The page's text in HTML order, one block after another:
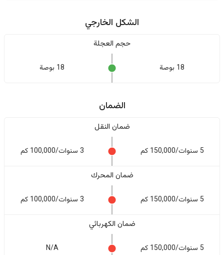
الشكل الخارجي
حجم العجلة
18 بوصة 18 بوصة
الضمان
ضمان النقل
5 سنوات/150,000 كم 3 سنوات/100,000 كم
ضمان المحرك
5 سنوات/150,000 كم 3 سنوات/100,000 كم
ضمان الكهربائي
5 سنوات/150,000 كم N/A